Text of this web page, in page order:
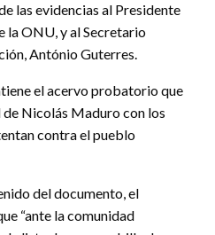
las evidencias al Presidente
la ONU, y al Secretario
António Guterres.
el acervo probatorio que
Nicolás Maduro con los
contra el pueblo
del documento, el
“ante la comunidad